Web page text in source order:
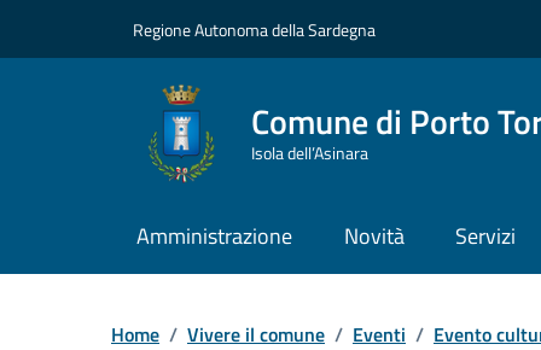
Regione Autonoma della Sardegna
Comune di Porto
Isola dell’Asinara
Amministrazione Novità Servizi
Home / Vivere il comune / Eventi / Evento